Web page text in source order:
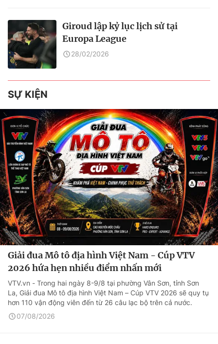
Giroud lập kỷ lục lịch sử tại
Europa League
28/02/2026
SỰ KIỆN
Giải đua Mô tô địa hình Việt Nam - Cúp VTV
2026 hứa hẹn nhiều điểm nhấn mới
VTV.vn - Trong hai ngày 8-9/8 tại phường Vân Sơn, tỉnh Sơn
La, Giải đua Mô tô địa hình Việt Nam – Cúp VTV 2026 sẽ quy tụ
hơn 110 vận động viên đến từ 26 câu lạc bộ trên cả nước.
07/08/2026